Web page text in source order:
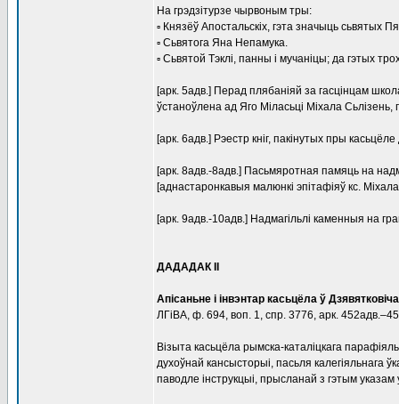
На грэдзітурзе чырвоным тры:
▫ Князёў Апостальскіх, гэта значыць сьвятых
▫ Сьвятога Яна Непамука.
▫ Сьвятой Тэклі, панны і мучаніцы; да гэтых
[арк. 5адв.] Перад плябаніяй за гасцінцам
ўстаноўлена ад Яго Міласьці Міхала Сьлізень,
[арк. 6адв.] Рэестр кніг, пакінутых пры
[арк. 8адв.-8адв.] Пасьмяротная памяць на
[аднастаронкавыя малюнкі эпітафіяў кс.
[арк. 9адв.-10адв.] Надмагільлі каменныя на
ДАДАДАК II
Апісаньне і інвэнтар касьцёла ў
ЛГіВА, ф. 694, воп. 1, спр. 3776, арк.
Візыта касьцёла рымска-каталіцкага
духоўнай кансысторыі, пасьля
паводле інструкцыі, прысланай з гэтым